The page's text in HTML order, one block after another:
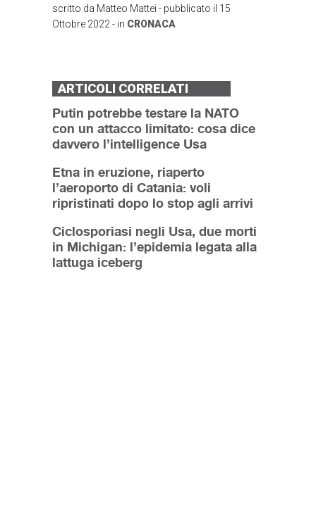
scritto da Matteo Mattei - pubblicato il 15
Ottobre 2022 - in CRONACA
ARTICOLI CORRELATI
Putin potrebbe testare la NATO
con un attacco limitato: cosa dice
davvero l’intelligence Usa
Etna in eruzione, riaperto
l’aeroporto di Catania: voli
ripristinati dopo lo stop agli arrivi
Ciclosporiasi negli Usa, due morti
in Michigan: l’epidemia legata alla
lattuga iceberg